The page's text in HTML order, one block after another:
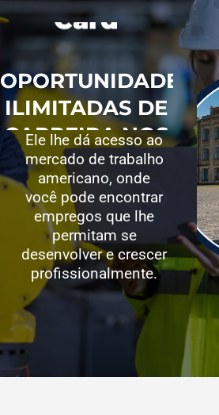
OPORTUNIDADES
ILIMITADAS DE
CARREIRA NOS
EUA:
sectionempty
sectionempty
sectionempty
Ele lhe dá acesso ao
mercado de trabalho
americano, onde
você pode encontrar
empregos que lhe
permitam se
desenvolver e crescer
profissionalmente.